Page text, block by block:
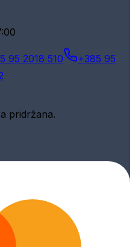
95 2018 510
+385 95
pridržana.